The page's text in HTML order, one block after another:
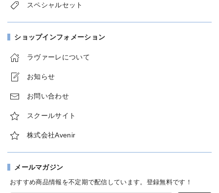
スペシャルセット
ショップインフォメーション
ラヴァーレについて
お知らせ
お問い合わせ
スクールサイト
株式会社Avenir
メールマガジン
おすすめ商品情報を不定期で配信しています。登録無料です！